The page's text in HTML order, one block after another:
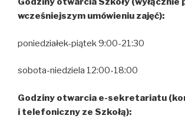
wcześniejszym umówieniu zajęć):
poniedziałek-piątek 9:00-21:30
sobota-niedziela 12:00-18:00
Godziny otwarcia e-sekretariatu
i telefoniczny ze Szkołą):